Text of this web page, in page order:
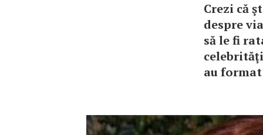
Crezi că
despre
să le fi
au